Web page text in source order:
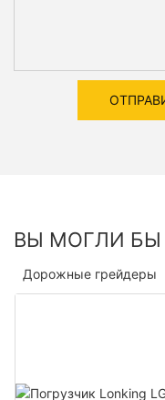
ВЫ МОГЛИ БЫ
Дорожные грейдеры